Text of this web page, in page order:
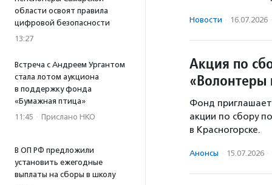
области освоят правила
цифровой безопасности
13:27
Встреча с Андреем Ургантом
стала лотом аукциона
в поддержку фонда
«Бумажная птица»
11:45 · Прислано НКО
В ОП РФ предложили
установить ежегодные
выплаты на сборы в школу
Новости · 16.07.2026 ·
Акция по
Фонд
акции по сбору
в Красногорске.
Анонсы · 15.07.2026 ·